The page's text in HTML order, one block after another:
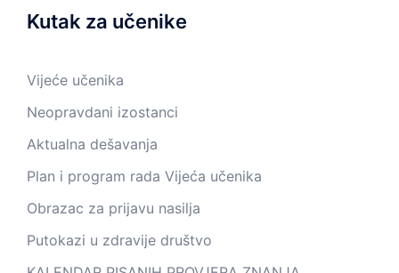
Kutak za učenike
Vijeće učenika
Neopravdani izostanci
Aktualna dešavanja
Plan i program rada Vijeća učenika
Obrazac za prijavu nasilja
Putokazi u zdravije društvo